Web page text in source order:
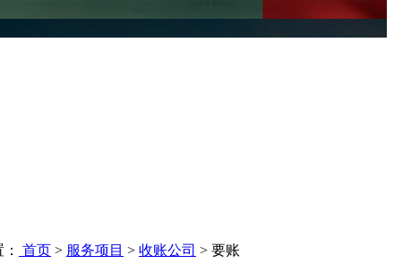
首页 > 服务项目 > 收账公司 > 要账